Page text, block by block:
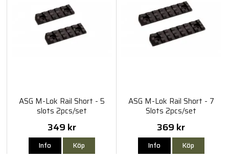
ASG M-Lok Rail Short - 5
slots 2pcs/set
349 kr
Info Köp
ASG M-Lok Rail Short - 7
Slots 2pcs/set
369 kr
Info Köp